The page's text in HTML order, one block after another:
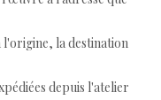
l'origine, la destination
depuis l'atelier